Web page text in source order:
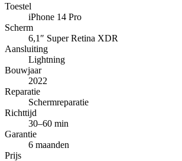
Toestel
iPhone 14 Pro
Scherm
6,1″ Super Retina XDR
Aansluiting
Lightning
Bouwjaar
2022
Reparatie
Schermreparatie
Richttijd
30–60 min
Garantie
6 maanden
Prijs